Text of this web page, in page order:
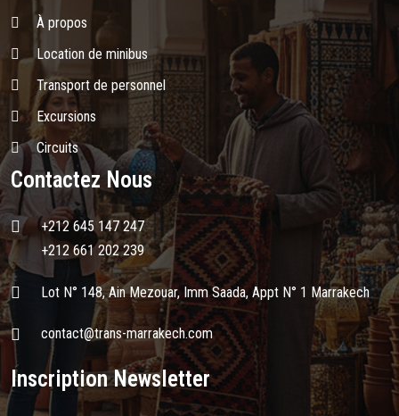
À propos
Location de minibus
Transport de personnel
Excursions
Circuits
Contactez Nous
+212 645 147 247
+212 661 202 239
Lot N° 148, Ain Mezouar, Imm Saada, Appt N° 1 Marrakech
contact@trans-marrakech.com
Inscription Newsletter